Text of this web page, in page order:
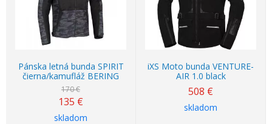
Pánska letná bunda SPIRIT
čierna/kamufláž BERING
170 €
135 €
skladom
iXS Moto bunda VENTURE-
AIR 1.0 black
508 €
skladom